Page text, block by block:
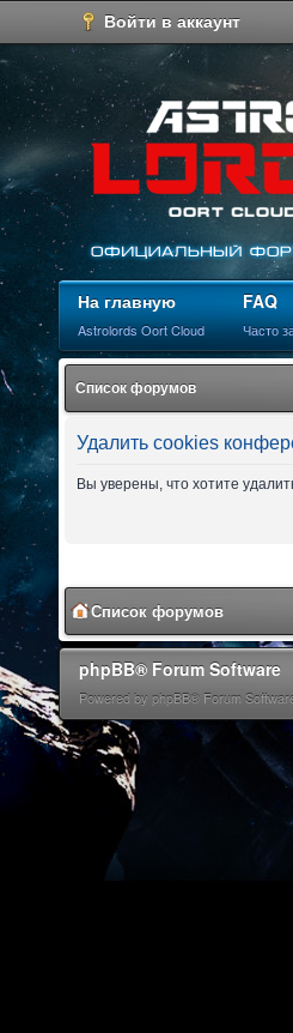
Войти в аккаунт
На главную
Astrolords Oort Cloud
FAQ
Часто
Список форумов
Удалить cookies
Вы уверены, что хотите
Список форумов
phpBB® Forum Software
Powered by phpBB® Forum